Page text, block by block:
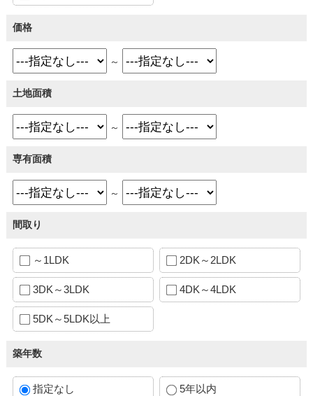
価格
～
土地面積
～
専有面積
～
間取り
～1LDK 2DK～2LDK
3DK～3LDK 4DK～4LDK
5DK～5LDK以上
築年数
指定なし 5年以内